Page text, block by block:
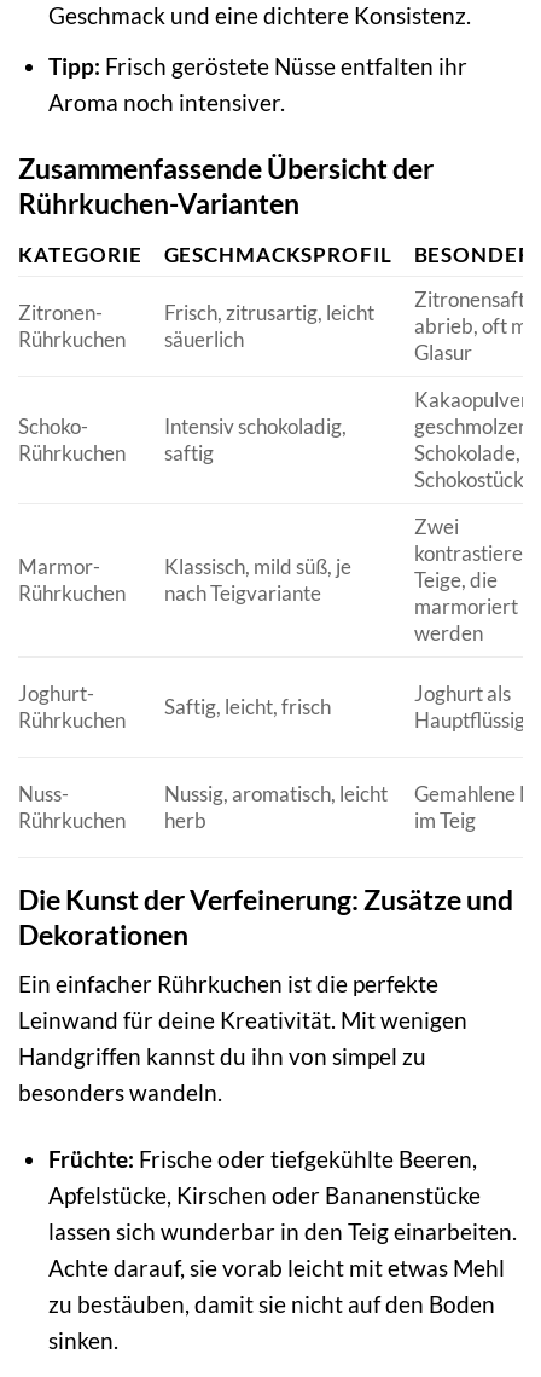
Geschmack und eine dichtere Konsistenz.
Tipp: Frisch geröstete Nüsse entfalten ihr
Aroma noch intensiver.
Zusammenfassende Übersicht der
Rührkuchen-Varianten
KATEGORIE GESCHMACKSPROFIL
Zitronen-
Rührkuchen
Frisch, zitrusartig, leicht
säuerlich
Zitronensaft
abrieb, oft mit
Glasur
Schoko-
Rührkuchen
Intensiv schokoladig,
saftig
Kakaopulver,
geschmolzene
Schokolade,
Marmor-
Rührkuchen
Klassisch, mild süß, je
nach Teigvariante
Zwei
Teige, die
marmoriert
werden
Joghurt-
Rührkuchen
Saftig, leicht, frisch
Joghurt als
Nuss-
Rührkuchen
Nussig, aromatisch, leicht
herb
Gemahlene
im Teig
Die Kunst der Verfeinerung: Zusätze und
Dekorationen
Ein einfacher Rührkuchen ist die perfekte
Leinwand für deine Kreativität. Mit wenigen
Handgriffen kannst du ihn von simpel zu
besonders wandeln.
Früchte: Frische oder tiefgekühlte Beeren,
Apfelstücke, Kirschen oder Bananenstücke
lassen sich wunderbar in den Teig einarbeiten.
Achte darauf, sie vorab leicht mit etwas Mehl
zu bestäuben, damit sie nicht auf den Boden
sinken.